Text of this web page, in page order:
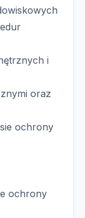
i
oraz
ochrony
ochrony